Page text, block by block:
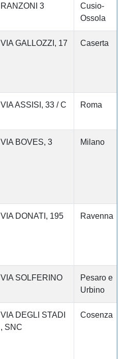
RANZONI 3
Cusio-
Ossola
VIA GALLOZZI, 17 Caserta
VIA ASSISI, 33 / C Roma
VIA BOVES, 3 Milano
VIA DONATI, 195 Ravenna
VIA SOLFERINO
Pesaro e
Urbino
VIA DEGLI STADI
, SNC
Cosenza